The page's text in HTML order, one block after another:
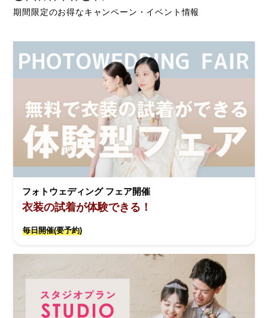
期間限定のお得なキャンペーン・イベント情報
フォトウェディング フェア開催
衣装の試着が体験できる！
毎日開催(要予約)